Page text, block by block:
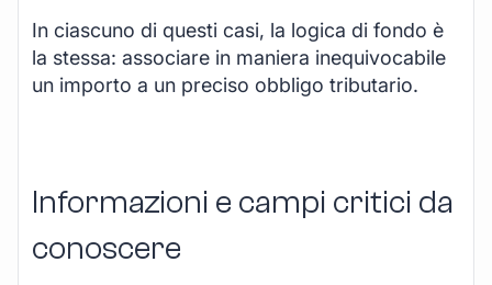
In ciascuno di questi casi, la logica di fondo è
la stessa: associare in maniera inequivocabile
un importo a un preciso obbligo tributario.
Informazioni e campi critici da
conoscere